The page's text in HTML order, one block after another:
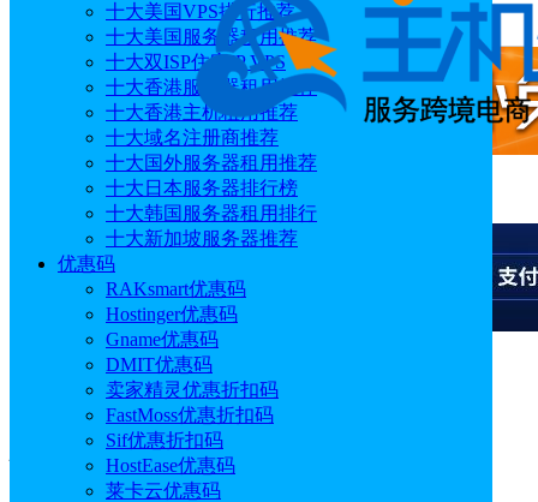
十大美国VPS排行推荐
十大美国服务器租用推荐
十大双ISP住宅IP VPS
十大香港服务器租用推荐
十大香港主机租用推荐
十大域名注册商推荐
十大国外服务器租用推荐
十大日本服务器排行榜
十大韩国服务器租用排行
十大新加坡服务器推荐
优惠码
RAKsmart优惠码
Hostinger优惠码
Gname优惠码
DMIT优惠码
卖家精灵优惠折扣码
FastMoss优惠折扣码
Sif优惠折扣码
HostEase优惠码
莱卡云优惠码
标签：亚马逊AWS